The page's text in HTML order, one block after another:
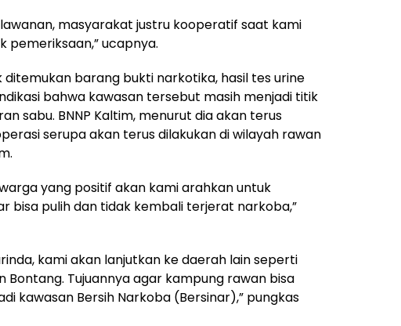
masyarakat justru kooperatif saat kami
pemeriksaan,” ucapnya.
ditemukan barang bukti narkotika, hasil tes urine
bahwa kawasan tersebut masih menjadi titik
sabu. BNNP Kaltim, menurut dia akan terus
serupa akan terus dilakukan di wilayah rawan
yang positif akan kami arahkan untuk
bisa pulih dan tidak kembali terjerat narkoba,”
kami akan lanjutkan ke daerah lain seperti
Bontang. Tujuannya agar kampung rawan bisa
kawasan Bersih Narkoba (Bersinar),” pungkas